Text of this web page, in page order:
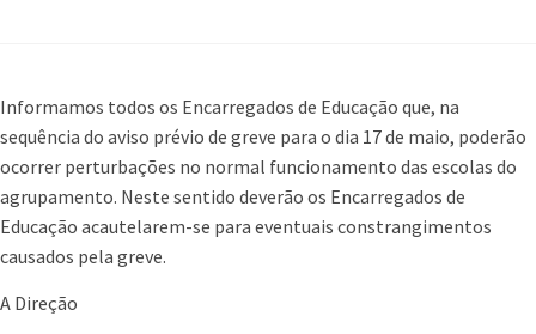
Informamos todos os Encarregados de Educação que, na
sequência do aviso prévio de greve para o dia 17 de maio, poderão
ocorrer perturbações no normal funcionamento das escolas do
agrupamento. Neste sentido deverão os Encarregados de
Educação acautelarem-se para eventuais constrangimentos
causados pela greve.
A Direção